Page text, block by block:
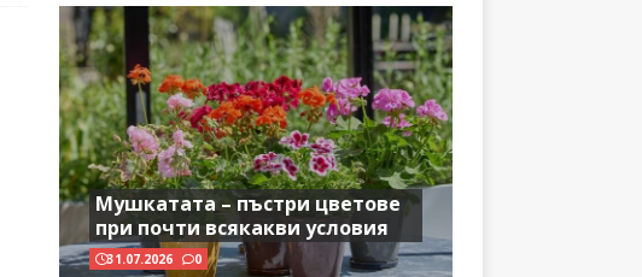
Мушкатата – пъстри цветове
при почти всякакви условия
31.07.2026 0